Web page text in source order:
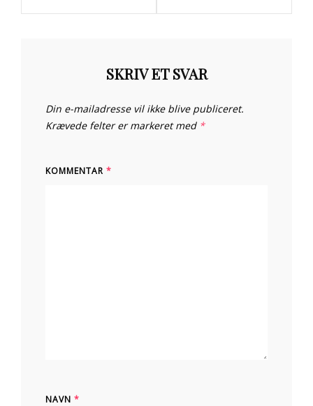
SKRIV ET SVAR
Din e-mailadresse vil ikke blive publiceret.
Krævede felter er markeret med *
KOMMENTAR *
NAVN *